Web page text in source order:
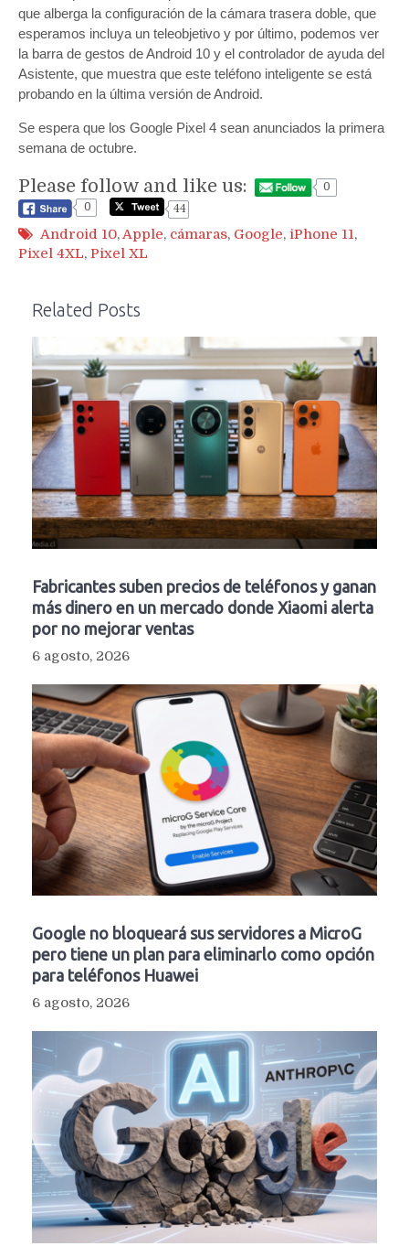
que alberga la configuración de la cámara trasera doble, que
esperamos incluya un teleobjetivo y por último, podemos ver
la barra de gestos de Android 10 y el controlador de ayuda del
Asistente, que muestra que este teléfono inteligente se está
probando en la última versión de Android.
Se espera que los Google Pixel 4 sean anunciados la primera
semana de octubre.
Please follow and like us:
0
0
44
Android 10,Apple, cámaras, Google, iPhone 11,
Pixel 4XL, Pixel XL
Related Posts
Fabricantes suben precios de teléfonos y ganan
más dinero en un mercado donde Xiaomi alerta
por no mejorar ventas
6 agosto, 2026
Google no bloqueará sus servidores a MicroG
pero tiene un plan para eliminarlo como opción
para teléfonos Huawei
6 agosto, 2026